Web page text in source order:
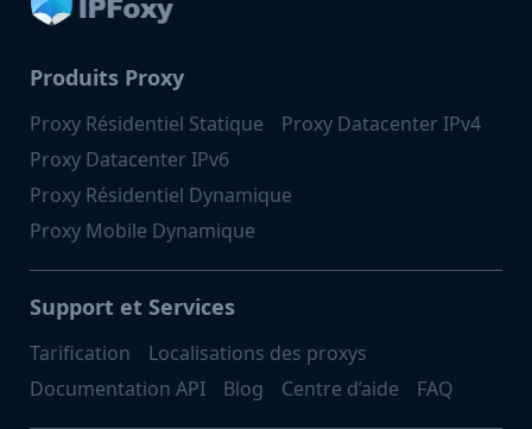
Produits Proxy
Proxy Résidentiel Statique
Proxy Datacenter IPv4
Proxy Datacenter IPv6
Proxy Résidentiel Dynamique
Proxy Mobile Dynamique
Support et Services
Tarification
Localisations des proxys
Documentation API
Blog Centre d’aide FAQ